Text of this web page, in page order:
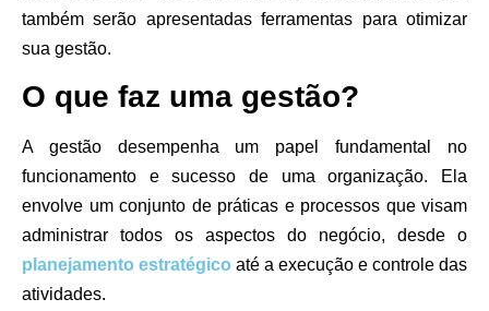
também serão apresentadas ferramentas para otimizar
sua gestão.
O que faz uma gestão?
A gestão desempenha um papel fundamental no
funcionamento e sucesso de uma organização. Ela
envolve um conjunto de práticas e processos que visam
administrar todos os aspectos do negócio, desde o
planejamento estratégico até a execução e controle das
atividades.